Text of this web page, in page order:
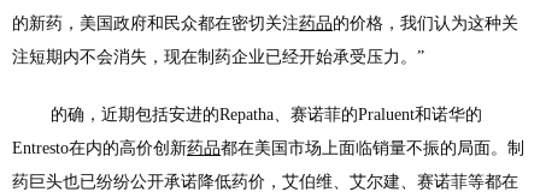
的新药，美国政府和民众都在密切关注药品的价格，我们认为这种关
注短期内不会消失，现在制药企业已经开始承受压力。”
的确，近期包括安进的Repatha、赛诺菲的Praluent和诺华的
Entresto在内的高价创新药品都在美国市场上面临销量不振的局面。制
药巨头也已纷纷公开承诺降低药价，艾伯维、艾尔建、赛诺菲等都在